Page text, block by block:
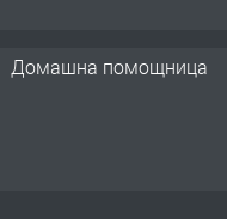
Домашна помощница